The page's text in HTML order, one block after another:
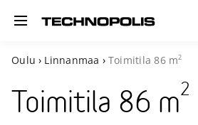
Toggle navigation
Oulu › Linnanmaa › Toimitila 86m2
Toimitila 86 m2